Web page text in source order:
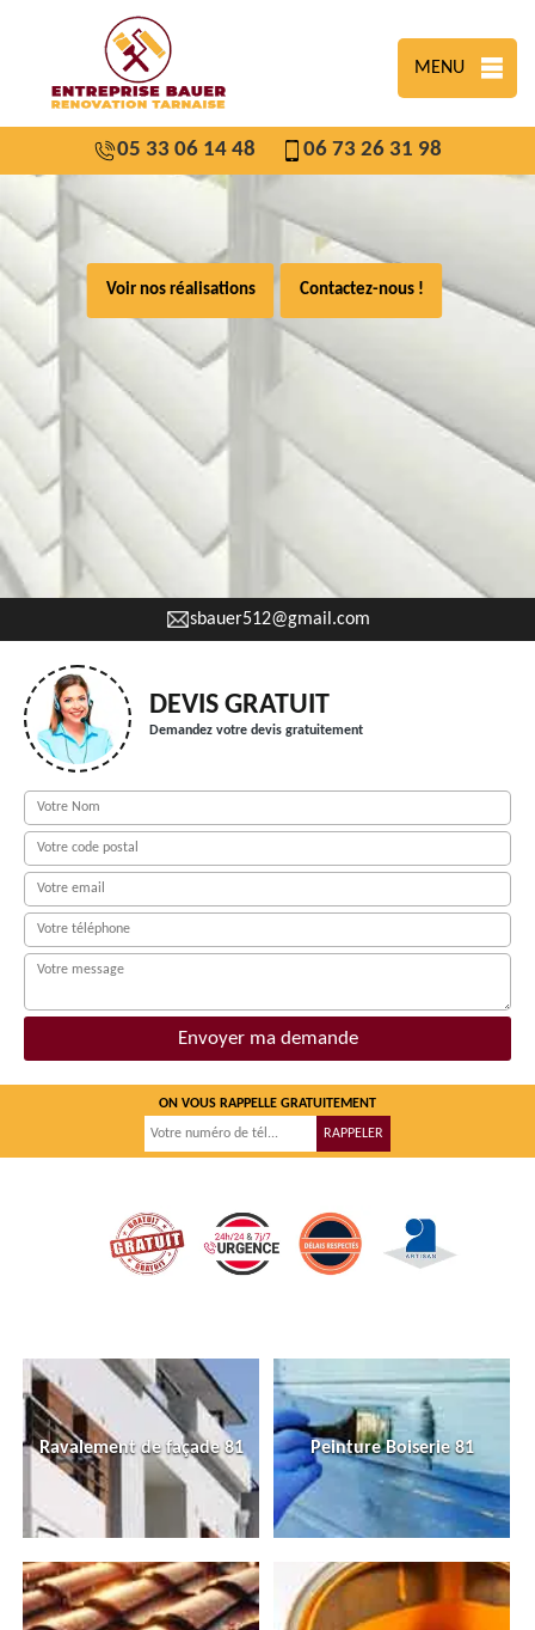
MENU
05 33 06 14 48 06 73 26 31 98
Voir nos réalisations Contactez-nous !
sbauer512@gmail.com
DEVIS GRATUIT
Demandez votre devis gratuitement
ON VOUS RAPPELLE GRATUITEMENT
Ravalement de façade 81 Peinture Boiserie 81